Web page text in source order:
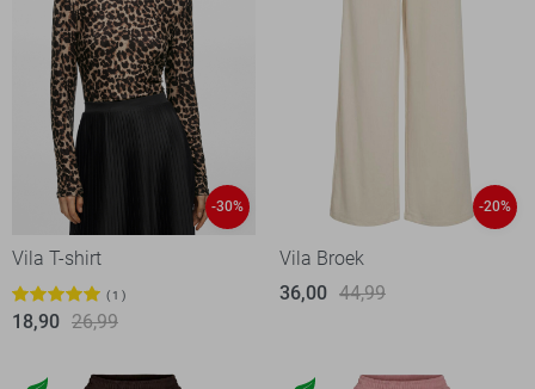
-30%
Vila T-shirt
1
18,90 26,99
-20%
Vila Broek
36,00 44,99